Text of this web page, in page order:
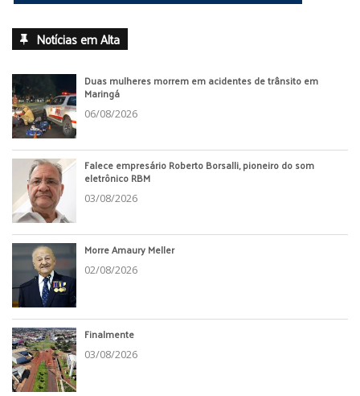
Notícias em Alta
Duas mulheres morrem em acidentes de trânsito em
Maringá
06/08/2026
Falece empresário Roberto Borsalli, pioneiro do som
eletrônico RBM
03/08/2026
Morre Amaury Meller
02/08/2026
Finalmente
03/08/2026